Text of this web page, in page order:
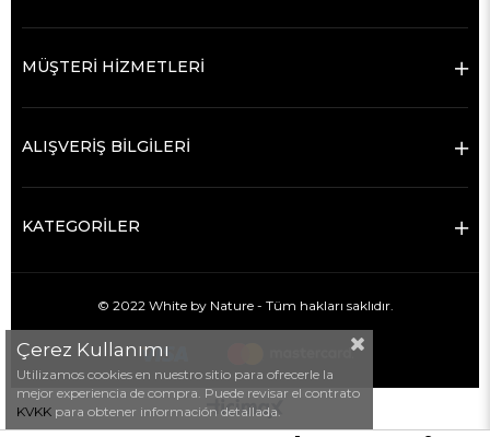
MÜŞTERİ HİZMETLERİ
ALIŞVERİŞ BİLGİLERİ
KATEGORİLER
© 2022 White by Nature - Tüm hakları saklıdır.
Çerez Kullanımı
Utilizamos cookies en nuestro sitio para ofrecerle la
mejor experiencia de compra. Puede revisar el contrato
KVKK para obtener información detallada.